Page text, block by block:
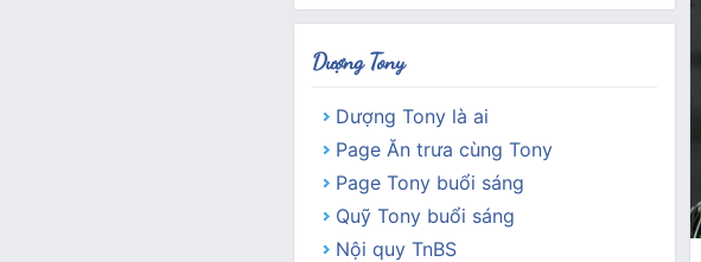
Dượng Tony
Dượng Tony là ai
Page Ăn trưa cùng Tony
Page Tony buổi sáng
Quỹ Tony buổi sáng
Nội quy TnBS